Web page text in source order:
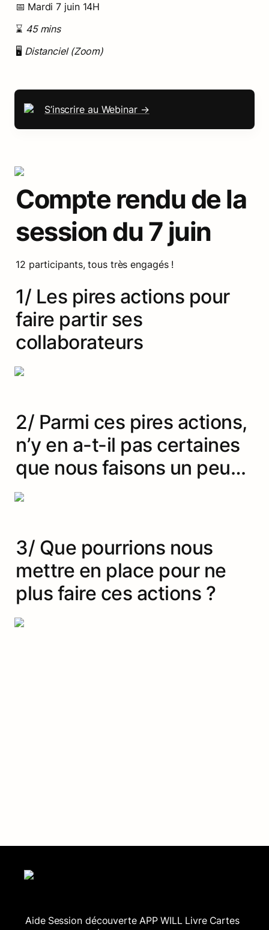
📅 Mardi 7 juin 14H
⌛ 45 mins
🖥️ Distanciel (Zoom)
S’inscrire au Webinar →
Compte rendu de la
session du 7 juin
12 participants, tous très engagés !
1/ Les pires actions pour
faire partir ses
collaborateurs
2/ Parmi ces pires actions,
n’y en a-t-il pas certaines
que nous faisons un peu…
3/ Que pourrions nous
mettre en place pour ne
plus faire ces actions ?
Aide Session découverte APP WILL Livre Cartes